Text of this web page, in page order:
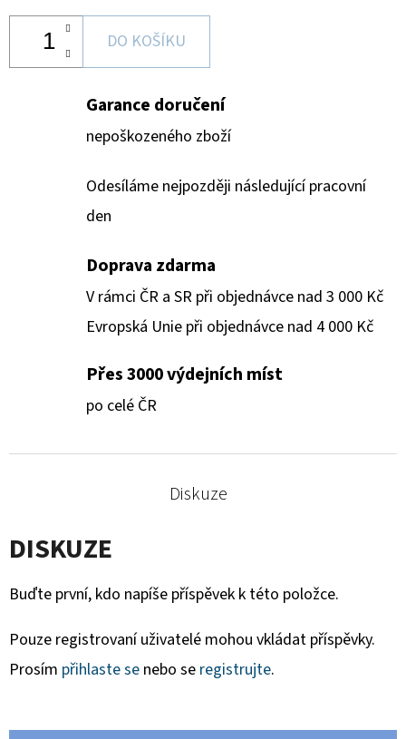
DO KOŠÍKU
Garance doručení
nepoškozeného zboží
Odesíláme nejpozději následující pracovní
den
Doprava zdarma
V rámci ČR a SR při objednávce nad 3 000 Kč
Evropská Unie při objednávce nad 4 000 Kč
Přes 3000 výdejních míst
po celé ČR
Diskuze
DISKUZE
Buďte první, kdo napíše příspěvek k této položce.
Pouze registrovaní uživatelé mohou vkládat příspěvky.
Prosím přihlaste se nebo se registrujte.